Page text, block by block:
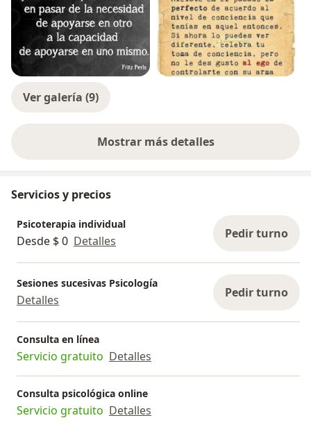
Ver galería (9)
Mostrar más detalles
sobre la experiencia
Servicios y precios
Psicoterapia individual
Desde $ 0 Detalles Pedir turno
Sesiones sucesivas Psicología
Detalles Pedir turno
Consulta en línea
Servicio gratuito Detalles
Consulta psicológica online
Servicio gratuito Detalles